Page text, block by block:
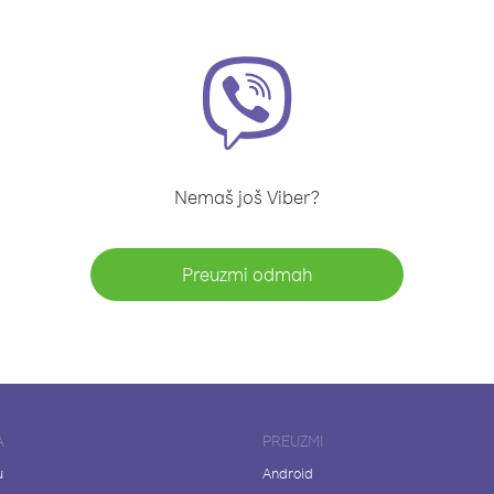
Nemaš još Viber?
Preuzmi odmah
PREUZMI
Android